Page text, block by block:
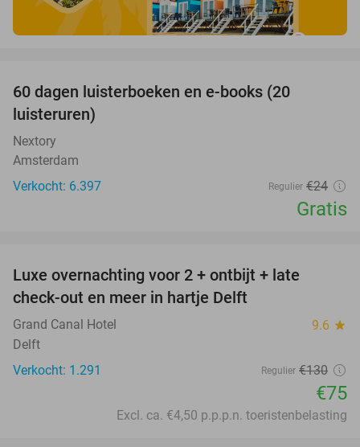
60 dagen luisterboeken en e-books (20
luisteruren)
Nextory
Amsterdam
Verkocht: 6.397
Regulier €24
Gratis
Luxe overnachting voor 2 + ontbijt + late
check-out en meer in hartje Delft
Grand Canal Hotel 9.6 star
Delft
Verkocht: 1.291
Regulier €130
€75
Excl. ca. €4,50 p.p.p.n. toeristenbelasting